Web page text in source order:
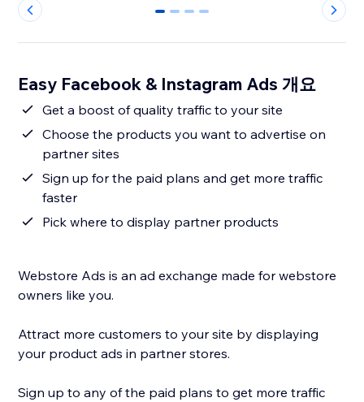
0 1 2 3
Easy Facebook & Instagram Ads 개요
Get a boost of quality traffic to your site
Choose the products you want to advertise on
partner sites
Sign up for the paid plans and get more traffic
faster
Pick where to display partner products
Webstore Ads is an ad exchange made for webstore
owners like you.
Attract more customers to your site by displaying
your product ads in partner stores.
Sign up to any of the paid plans to get more traffic